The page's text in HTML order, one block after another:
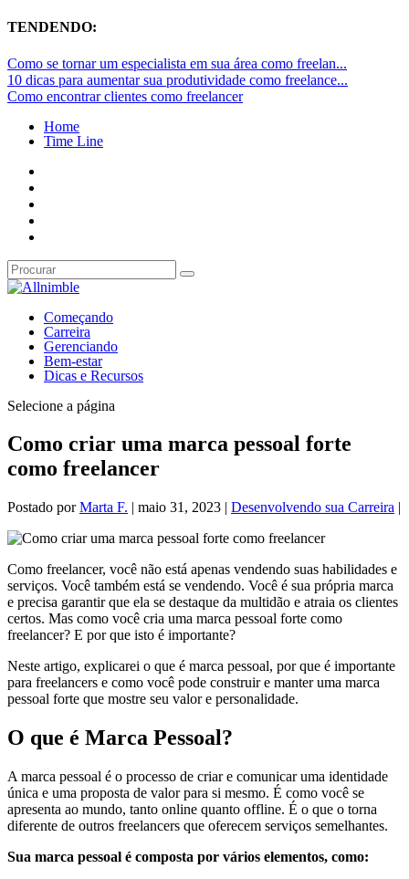
TENDENDO:
Como se tornar um especialista em sua área como freelan...
10 dicas para aumentar sua produtividade como freelance...
Como encontrar clientes como freelancer
Home
Time Line
Começando
Carreira
Gerenciando
Bem-estar
Dicas e Recursos
Selecione a página
Como criar uma marca pessoal forte
como freelancer
Postado porMarta F. | maio 31, 2023 | Desenvolvendo sua Carreira |
Como freelancer, você não está apenas vendendo suas habilidades e
serviços. Você também está se vendendo. Você é sua própria marca
e precisa garantir que ela se destaque da multidão e atraia os clientes
certos. Mas como você cria uma marca pessoal forte como
freelancer? E por que isto é importante?
Neste artigo, explicarei o que é marca pessoal, por que é importante
para freelancers e como você pode construir e manter uma marca
pessoal forte que mostre seu valor e personalidade.
O que é Marca Pessoal?
A marca pessoal é o processo de criar e comunicar uma identidade
única e uma proposta de valor para si mesmo. É como você se
apresenta ao mundo, tanto online quanto offline. É o que o torna
diferente de outros freelancers que oferecem serviços semelhantes.
Sua marca pessoal é composta por vários elementos, como: